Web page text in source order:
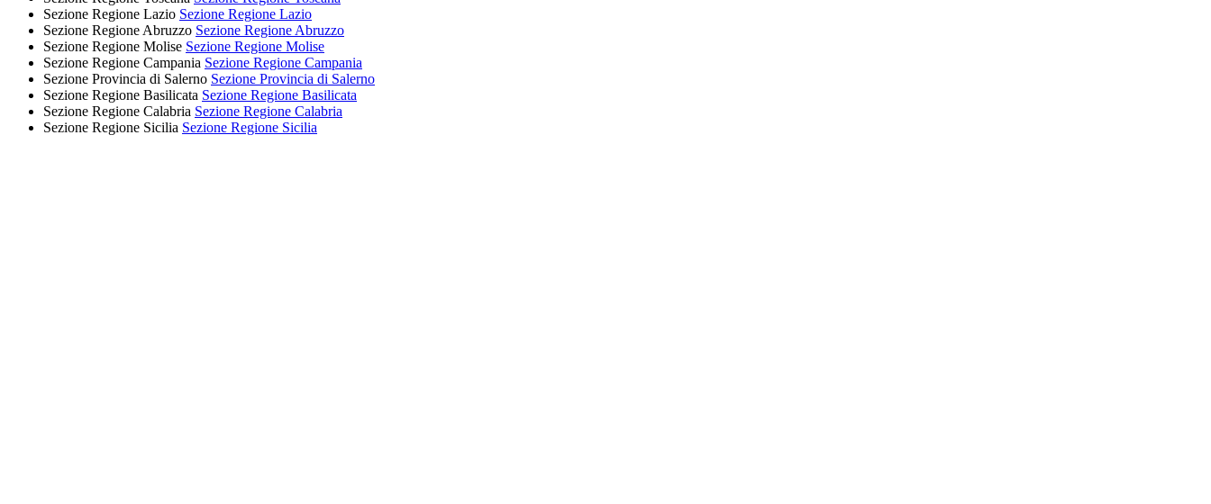
Sezione Regione Lazio Sezione Regione Lazio
Sezione Regione Abruzzo Sezione Regione Abruzzo
Sezione Regione Molise Sezione Regione Molise
Sezione Regione Campania Sezione Regione Campania
Sezione Provincia di Salerno Sezione Provincia di Salerno
Sezione Regione Basilicata Sezione Regione Basilicata
Sezione Regione Calabria Sezione Regione Calabria
Sezione Regione Sicilia Sezione Regione Sicilia